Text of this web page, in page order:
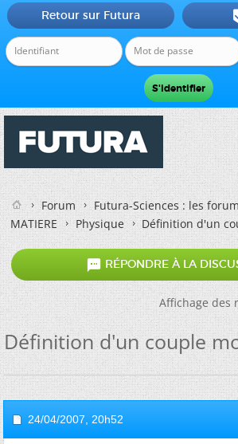
Retour sur Futura
Forum
Futura-Sciences : les
MATIERE
Physique Définition d'un
 RÉPONDRE À LA
Affichage des
Définition d'un couple
24/04/2007, 20h52